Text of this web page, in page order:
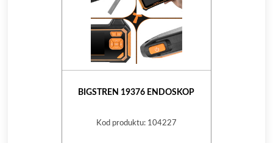
BIGSTREN 19376 ENDOSKOP
Kod produktu: 104227